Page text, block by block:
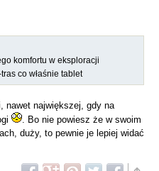
komfortu w eksploracji
co właśnie tablet
nawet największej, gdy na
. Bo nie powiesz że w swoim
duży, to pewnie je lepiej widać